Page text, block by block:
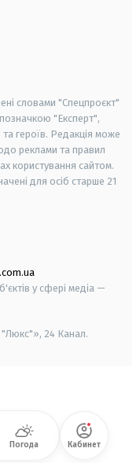
словами "Спецпроєкт"
"Експерт",
героїв. Редакція може
реклами та правил
користування сайтом.
для осіб старше 21
у сфері медіа —
"Люкс"», 24 Канал.
Погода Кабинет